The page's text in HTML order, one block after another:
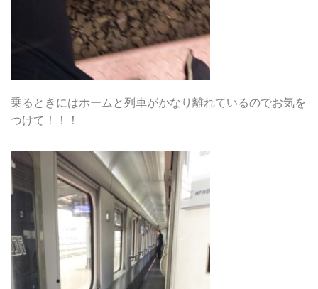
乗るときにはホームと列車がかなり離れているのでお気を
つけて！！！